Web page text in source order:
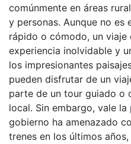
comúnmente en áreas
y personas. Aunque no
rápido o cómodo, un viaje
experiencia inolvidable y
los impresionantes
pueden disfrutar de un
parte de un tour guiado o
local. Sin embargo, vale la
gobierno ha amenazado
trenes en los últimos